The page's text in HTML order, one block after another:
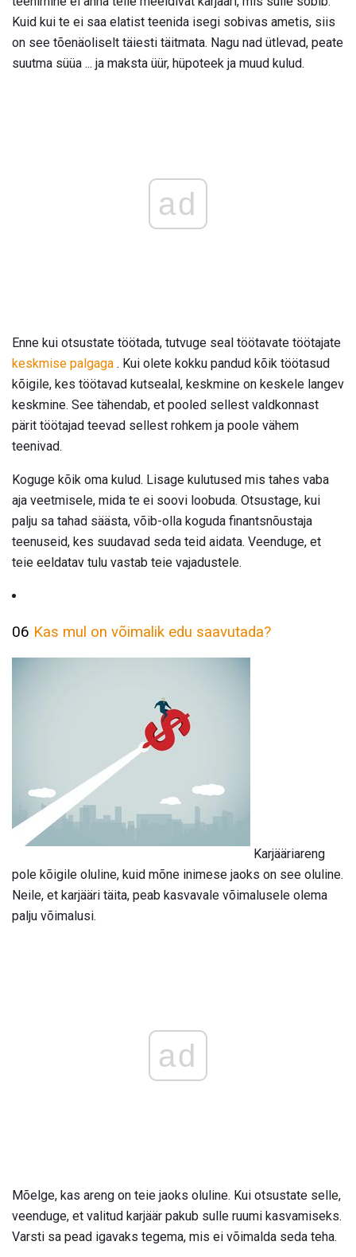
Kuid kui te ei saa elatist teenida isegi sobivas ametis, siis
on see tõenäoliselt täiesti täitmata. Nagu nad ütlevad, peate
suutma süüa ... ja maksta üür, hüpoteek ja muud kulud.
ad
Enne kui otsustate töötada, tutvuge seal töötavate töötajate
keskmise palgaga . Kui olete kokku pandud kõik töötasud
kõigile, kes töötavad kutsealal, keskmine on keskele langev
keskmine. See tähendab, et pooled sellest valdkonnast
pärit töötajad teevad sellest rohkem ja poole vähem
teenivad.
Koguge kõik oma kulud. Lisage kulutused mis tahes vaba
aja veetmisele, mida te ei soovi loobuda. Otsustage, kui
palju sa tahad säästa, võib-olla koguda finantsnõustaja
teenuseid, kes suudavad seda teid aidata. Veenduge, et
teie eeldatav tulu vastab teie vajadustele.
06 Kas mul on võimalik edu saavutada?
Karjääriareng
pole kõigile oluline, kuid mõne inimese jaoks on see oluline.
Neile, et karjääri täita, peab kasvavale võimalusele olema
palju võimalusi.
ad
Mõelge, kas areng on teie jaoks oluline. Kui otsustate selle,
veenduge, et valitud karjäär pakub sulle ruumi kasvamiseks.
Varsti sa pead igavaks tegema, mis ei võimalda seda teha.